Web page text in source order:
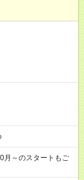
～のスタートもご